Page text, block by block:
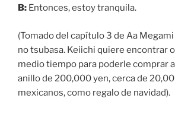
B: Entonces, estoy tranquila.
(Tomado del capítulo 3 de Aa
no tsubasa. Keiichi quiere encontrar
medio tiempo para poderle comprar
anillo de 200,000 yen, cerca de
mexicanos, como regalo de navidad).